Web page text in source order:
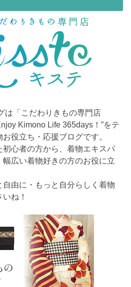
は「こだわりきもの専門店
Kimono Life 365days！”をテ
役立ち・応援ブログです。
心者の方から、着物エキスパ
広い着物好きの方のお役に立
由に・もっと自分らしく着物
ね！